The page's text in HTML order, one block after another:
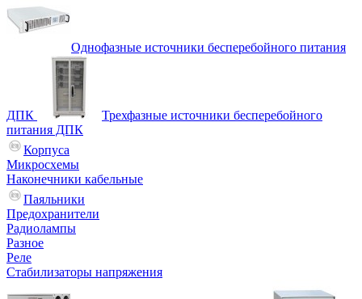
Однофазные источники бесперебойного питания
ДПК
Трехфазные источники бесперебойного
питания ДПК
Корпуса
Микросхемы
Наконечники кабельные
Паяльники
Предохранители
Радиолампы
Разное
Реле
Стабилизаторы напряжения